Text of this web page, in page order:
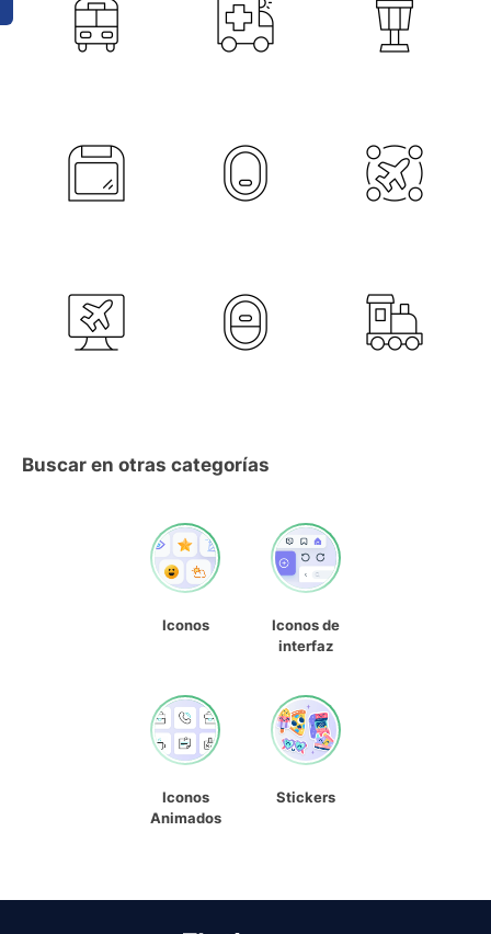
Buscar en otras categorías
Iconos
Iconos de
interfaz
Iconos
Animados
Stickers